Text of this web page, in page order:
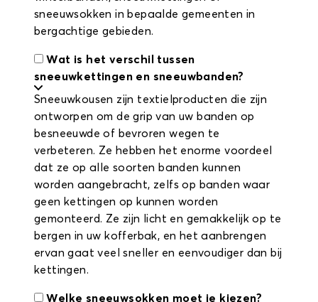
sneeuwsokken in bepaalde gemeenten in
bergachtige gebieden.
Wat is het verschil tussen
sneeuwkettingen en sneeuwbanden?
Sneeuwkousen zijn textielproducten die zijn
ontworpen om de grip van uw banden op
besneeuwde of bevroren wegen te
verbeteren. Ze hebben het enorme voordeel
dat ze op alle soorten banden kunnen
worden aangebracht, zelfs op banden waar
geen kettingen op kunnen worden
gemonteerd. Ze zijn licht en gemakkelijk op te
bergen in uw kofferbak, en het aanbrengen
ervan gaat veel sneller en eenvoudiger dan bij
kettingen.
Welke sneeuwsokken moet je kiezen?